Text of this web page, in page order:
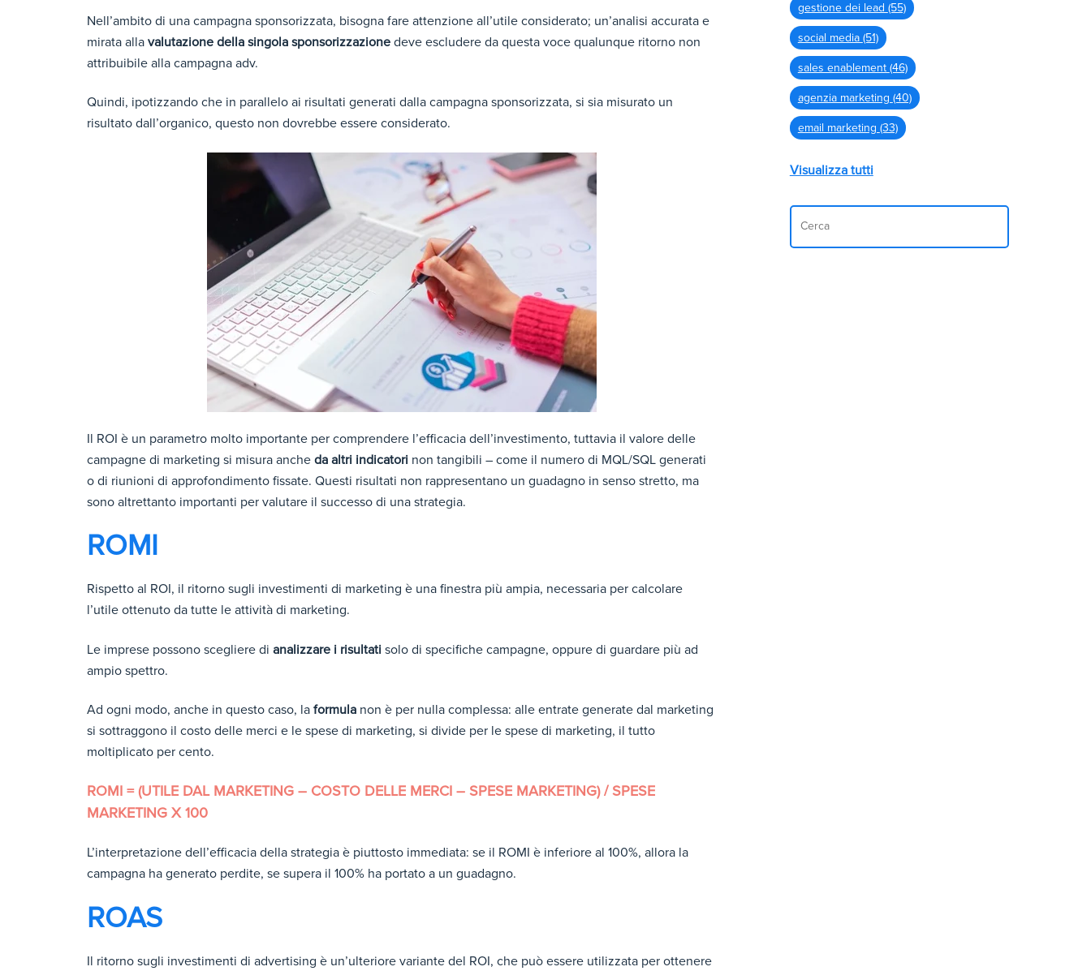
Nell’ambito di una campagna sponsorizzata, bisogna fare attenzione all’utile considerato; un’analisi accurata e
mirata alla valutazione della singola sponsorizzazione deve escludere da questa voce qualunque ritorno non
attribuibile alla campagna adv.
Quindi, ipotizzando che in parallelo ai risultati generati dalla campagna sponsorizzata, si sia misurato un
risultato dall’organico, questo non dovrebbe essere considerato.
Il ROI è un parametro molto importante per comprendere l’efficacia dell’investimento, tuttavia il valore delle
campagne di marketing si misura anche da altri indicatori non tangibili – come il numero di MQL/SQL generati
o di riunioni di approfondimento fissate. Questi risultati non rappresentano un guadagno in senso stretto, ma
sono altrettanto importanti per valutare il successo di una strategia.
ROMI
Rispetto al ROI, il ritorno sugli investimenti di marketing è una finestra più ampia, necessaria per calcolare
l’utile ottenuto da tutte le attività di marketing.
Le imprese possono scegliere di analizzare i risultati solo di specifiche campagne, oppure di guardare più ad
ampio spettro.
Ad ogni modo, anche in questo caso, la formula non è per nulla complessa: alle entrate generate dal marketing
si sottraggono il costo delle merci e le spese di marketing, si divide per le spese di marketing, il tutto
moltiplicato per cento.
ROMI = (UTILE DAL MARKETING – COSTO DELLE MERCI – SPESE MARKETING) / SPESE
MARKETING X 100
L’interpretazione dell’efficacia della strategia è piuttosto immediata: se il ROMI è inferiore al 100%, allora la
campagna ha generato perdite, se supera il 100% ha portato a un guadagno.
ROAS
Il ritorno sugli investimenti di advertising è un’ulteriore variante del ROI, che può essere utilizzata per ottenere
gestione dei lead (55)
social media (51)
sales enablement (46)
agenzia marketing (40)
email marketing (33)
Visualizza tutti